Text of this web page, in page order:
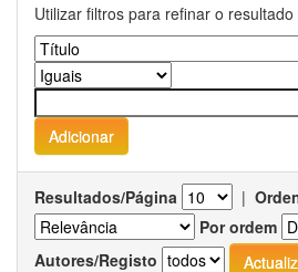
Utilizar filtros para refinar o
Resultados/Página |
Por ordem
Autores/Registo